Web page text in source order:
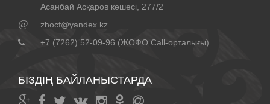
Асанбай Асқаров көшесі, 277/2
@
zhocf@yandex.kz
+7 (7262) 52-09-96 (ЖОФО Call-орталығы)
БІЗДІҢ БАЙЛАНЫСТАРДА